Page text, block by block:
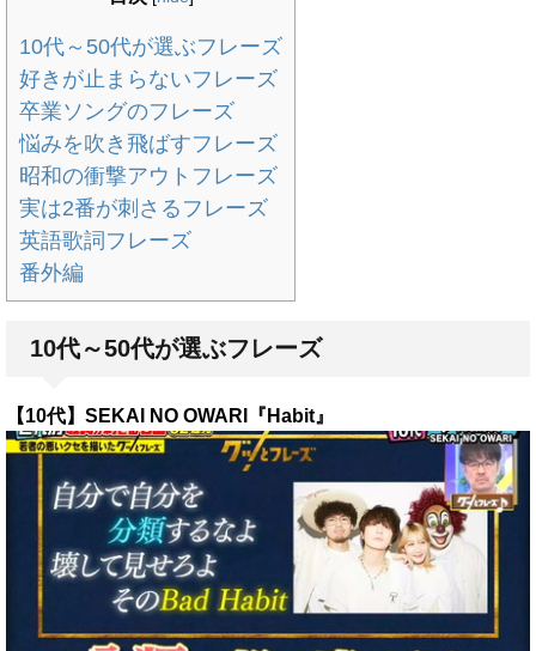
10代～50代が選ぶフレーズ
好きが止まらないフレーズ
卒業ソングのフレーズ
悩みを吹き飛ばすフレーズ
昭和の衝撃アウトフレーズ
実は2番が刺さるフレーズ
英語歌詞フレーズ
番外編
10代～50代が選ぶフレーズ
【10代】SEKAI NO OWARI『Habit』